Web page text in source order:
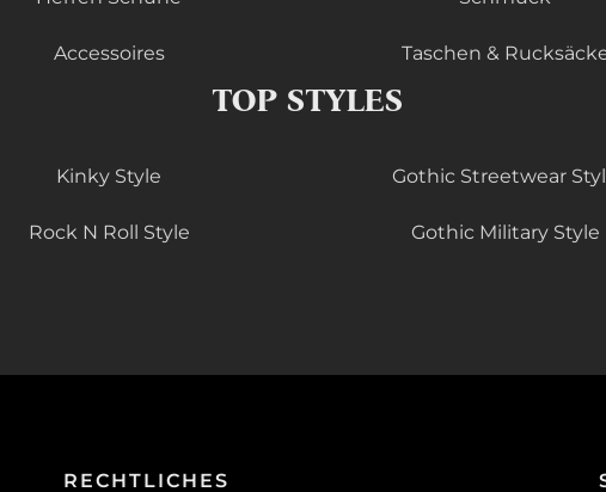
Accessoires Taschen &
TOP STYLES
Kinky Style Gothic Streetwear
Rock N Roll Style Gothic Military Style
RECHTLICHES